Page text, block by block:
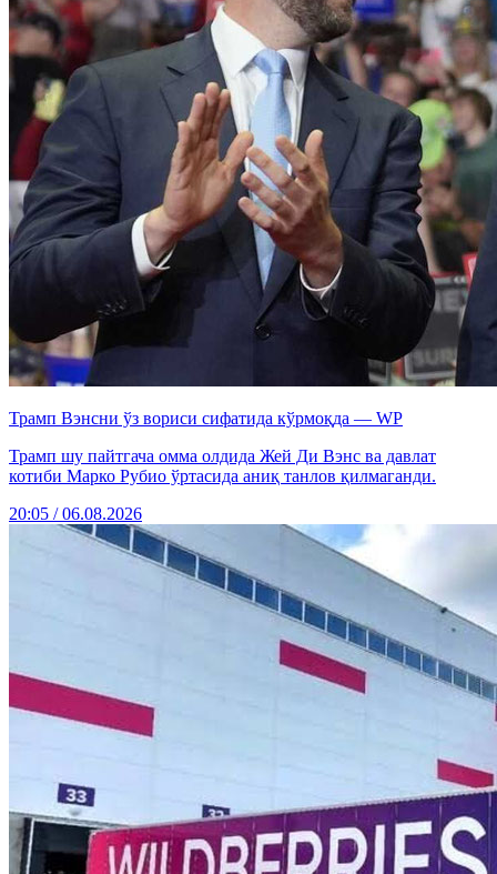
Трамп Вэнсни ўз вориси сифатида кўрмоқда — WP
Трамп шу пайтгача омма олдида Жей Ди Вэнс ва давлат
котиби Марко Рубио ўртасида аниқ танлов қилмаганди.
20:05 / 06.08.2026